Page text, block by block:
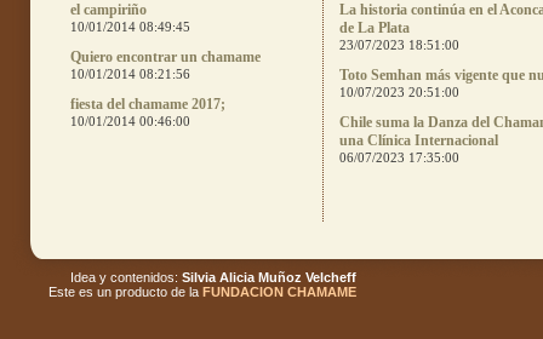
el campiriño
10/01/2014 08:49:45
Quiero encontrar un chamame
10/01/2014 08:21:56
fiesta del chamame 2017;
10/01/2014 00:46:00
La historia continúa en el
de La Plata
23/07/2023 18:51:00
Toto Semhan más vigente que
10/07/2023 20:51:00
Chile suma la Danza del
una Clínica Internacional
06/07/2023 17:35:00
Idea y contenidos: Silvia Alicia Muñoz Velcheff
Este es un producto de la FUNDACION CHAMAME